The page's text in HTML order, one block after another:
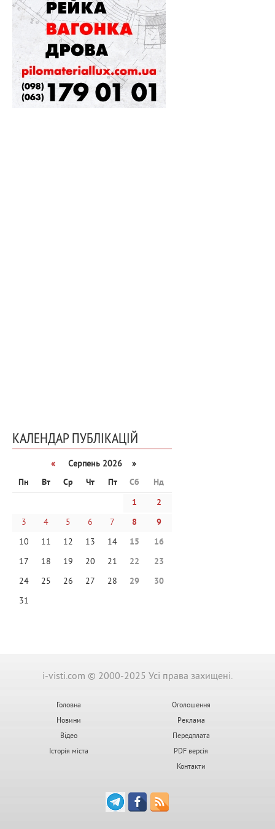
КАЛЕНДАР ПУБЛІКАЦІЙ
«
Серпень 2026 »
Пн
Вт Ср Чт Пт Сб
Нд
1
2
3
4 5 6 7 8
9
10
11 12 13 14 15
16
17
18 19 20 21 22
23
24
25 26 27 28 29
30
31
i-visti.com © 2000-2025 Усі права захищені.
Головна
Новини
Відео
Історія міста
Оголошення
Реклама
Передплата
PDF версія
Контакти